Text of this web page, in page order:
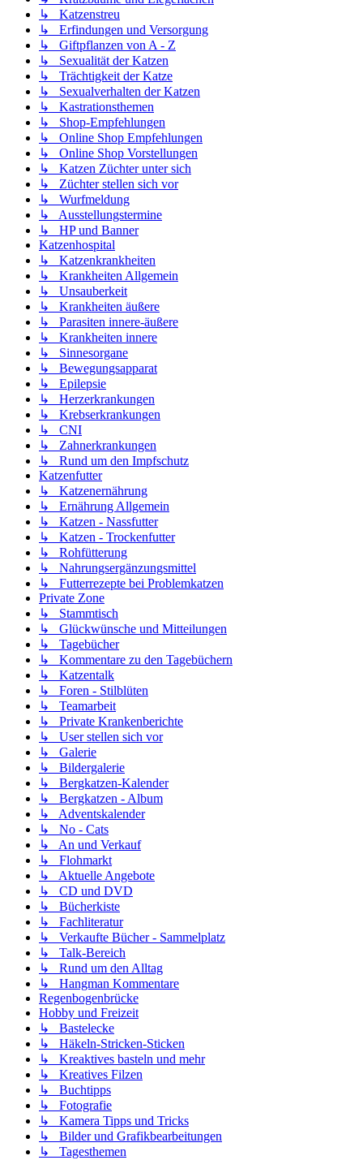
↳ Katzenstreu
↳ Erfindungen und Versorgung
↳ Giftpflanzen von A - Z
↳ Sexualität der Katzen
↳ Trächtigkeit der Katze
↳ Sexualverhalten der Katzen
↳ Kastrationsthemen
↳ Shop-Empfehlungen
↳ Online Shop Empfehlungen
↳ Online Shop Vorstellungen
↳ Katzen Züchter unter sich
↳ Züchter stellen sich vor
↳ Wurfmeldung
↳ Ausstellungstermine
↳ HP und Banner
Katzenhospital
↳ Katzenkrankheiten
↳ Krankheiten Allgemein
↳ Unsauberkeit
↳ Krankheiten äußere
↳ Parasiten innere-äußere
↳ Krankheiten innere
↳ Sinnesorgane
↳ Bewegungsapparat
↳ Epilepsie
↳ Herzerkrankungen
↳ Krebserkrankungen
↳ CNI
↳ Zahnerkrankungen
↳ Rund um den Impfschutz
Katzenfutter
↳ Katzenernährung
↳ Ernährung Allgemein
↳ Katzen - Nassfutter
↳ Katzen - Trockenfutter
↳ Rohfütterung
↳ Nahrungsergänzungsmittel
↳ Futterrezepte bei Problemkatzen
Private Zone
↳ Stammtisch
↳ Glückwünsche und Mitteilungen
↳ Tagebücher
↳ Kommentare zu den Tagebüchern
↳ Katzentalk
↳ Foren - Stilblüten
↳ Teamarbeit
↳ Private Krankenberichte
↳ User stellen sich vor
↳ Galerie
↳ Bildergalerie
↳ Bergkatzen-Kalender
↳ Bergkatzen - Album
↳ Adventskalender
↳ No - Cats
↳ An und Verkauf
↳ Flohmarkt
↳ Aktuelle Angebote
↳ CD und DVD
↳ Bücherkiste
↳ Fachliteratur
↳ Verkaufte Bücher - Sammelplatz
↳ Talk-Bereich
↳ Rund um den Alltag
↳ Hangman Kommentare
Regenbogenbrücke
Hobby und Freizeit
↳ Bastelecke
↳ Häkeln-Stricken-Sticken
↳ Kreaktives basteln und mehr
↳ Kreatives Filzen
↳ Buchtipps
↳ Fotografie
↳ Kamera Tipps und Tricks
↳ Bilder und Grafikbearbeitungen
↳ Tagesthemen